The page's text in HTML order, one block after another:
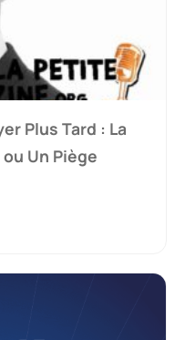
Plus Tard : La
Un Piège